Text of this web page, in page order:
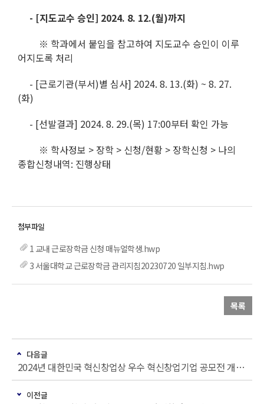
- [지도교수 승인] 2024. 8. 12.(월)까지
※ 학과에서 붙임을 참고하여 지도교수 승인이 이루
어지도록 처리
- [근로기관(부서)별 심사] 2024. 8. 13.(화) ~ 8. 27.
(화)
- [선발결과] 2024. 8. 29.(목) 17:00부터 확인 가능
※ 학사정보 > 장학 > 신청/현황 > 장학신청 > 나의
종합신청내역: 진행상태
1 교내 근로장학금 신청 매뉴얼학생.hwp
3 서울대학교 근로장학금 관리지침20230720 일부지침.hwp
목록
다음글
2024년 대한민국 혁신창업상 우수 혁신창업기업 공모전 개최 안내
이전글